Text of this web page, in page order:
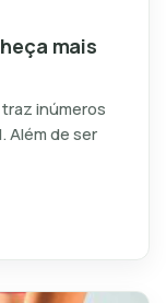
mais
inúmeros
Além de ser